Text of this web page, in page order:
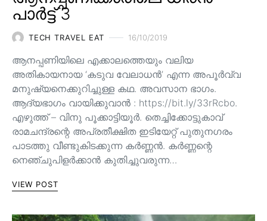
പാർട്ട് 3
TECH TRAVEL EAT 16/10/2019
ആനപ്പണിയിലെ എക്കാലത്തെയും വലിയ
അതികായനായ ‘കടുവ വേലാധൻ’ എന്ന അപൂർവ്വ
മനുഷ്യനെക്കുറിച്ചുള്ള കഥ. അവസാന ഭാഗം.
ആദ്യഭാഗം വായിക്കുവാൻ : https://bit.ly/33rRcbo.
എഴുത്ത് – വിനു പൂക്കാട്ടിയൂർ. തെച്ചിക്കോട്ടുകാവ്
രാമചന്ദ്രന്റെ അപ്രതീക്ഷിത ഇടിയേറ്റ് പുതുനഗരം
പാടത്തു വീണ്ടുകിടക്കുന്ന കർണ്ണൻ. കർണ്ണന്റെ
നെഞ്ചുപിളർക്കാൻ കുതിച്ചുവരുന്ന…
VIEW POST